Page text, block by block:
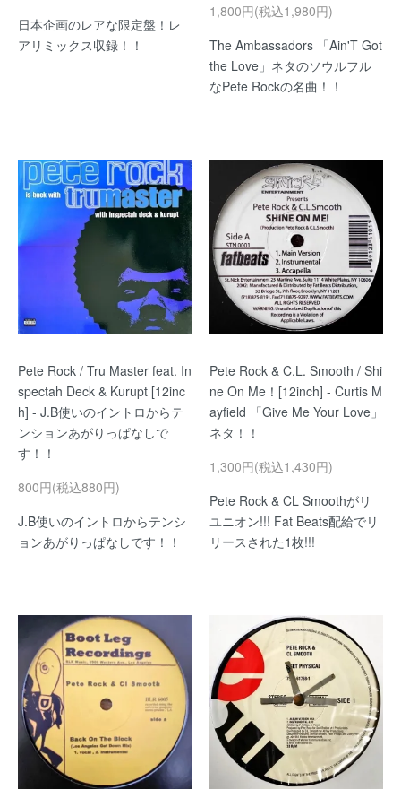
日本企画のレアな限定盤！レ
アリミックス収録！！
1,800円(税込1,980円)
The Ambassadors 「Ain'T Got
the Love」ネタのソウルフル
なPete Rockの名曲！！
Pete Rock / Tru Master feat. In
spectah Deck & Kurupt [12inc
h] - J.B使いのイントロからテ
ンションあがりっぱなしで
す！！
800円(税込880円)
J.B使いのイントロからテンシ
ョンあがりっぱなしです！！
Pete Rock & C.L. Smooth / Shi
ne On Me！[12inch] - Curtis M
ayfield 「Give Me Your Love」
ネタ！！
1,300円(税込1,430円)
Pete Rock & CL Smoothがリ
ユニオン!!! Fat Beats配給でリ
リースされた1枚!!!